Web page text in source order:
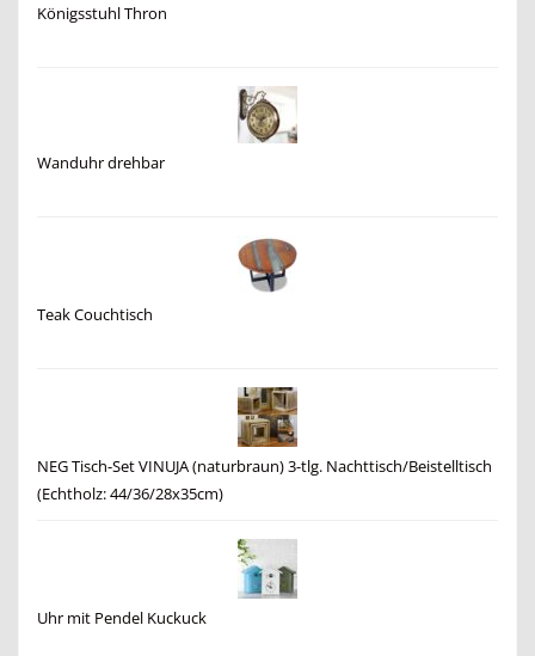
Königsstuhl Thron
Wanduhr drehbar
Teak Couchtisch
NEG Tisch-Set VINUJA (naturbraun) 3-tlg. Nachttisch/Beistelltisch
(Echtholz: 44/36/28x35cm)
Uhr mit Pendel Kuckuck